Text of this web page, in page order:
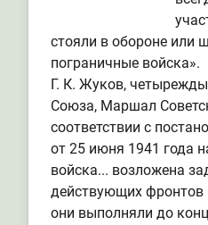
стояли в обороне или
пограничные войска».
Г. К. Жуков,
Союза, Маршал
соответствии с
от 25 июня 1941 года
войска... возложена
действующих фронтов
они выполняли до